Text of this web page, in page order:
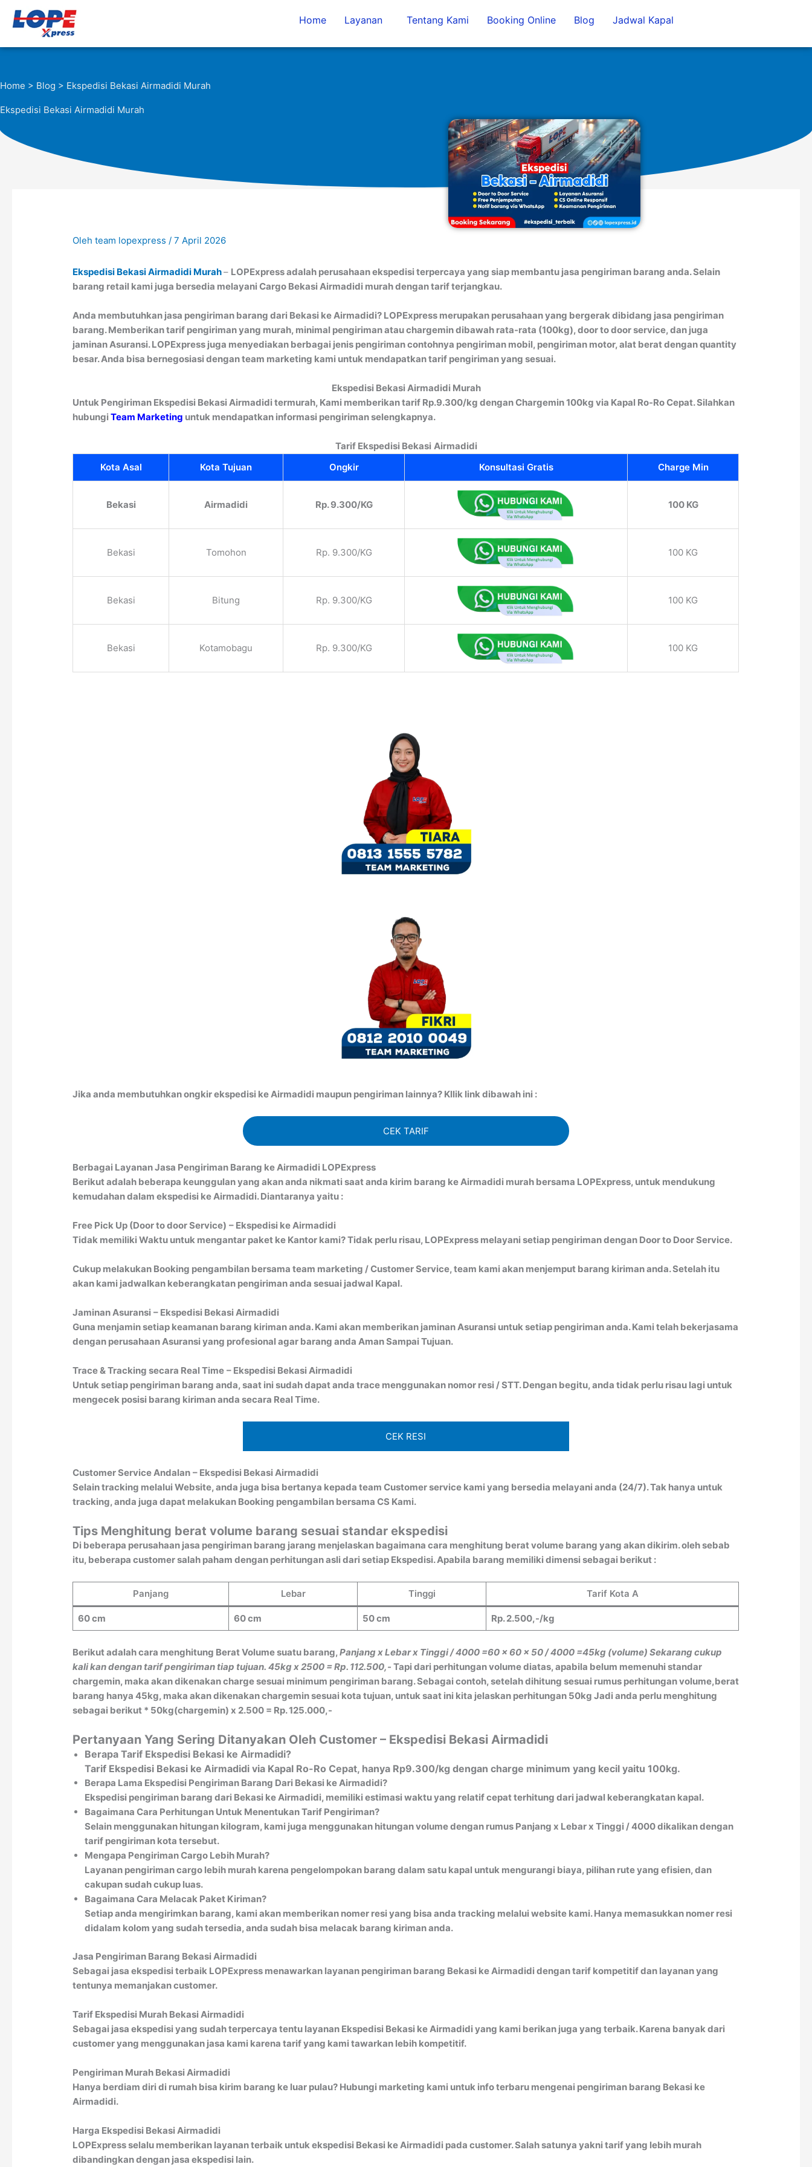
Home Layanan Tentang Kami Booking Online Blog Jadwal Kapal
Home > Blog > Ekspedisi Bekasi Airmadidi Murah
Ekspedisi Bekasi Airmadidi Murah
Olehteam lopexpress /7 April 2026
Ekspedisi Bekasi Airmadidi Murah– LOPExpress adalah perusahaan ekspedisi terpercaya yang siap membantu jasa pengiriman barang anda. Selain
barang retail kami juga bersedia melayani Cargo Bekasi Airmadidi murah dengan tarif terjangkau.
Anda membutuhkan jasa pengiriman barang dari Bekasi ke Airmadidi? LOPExpress merupakan perusahaan yang bergerak dibidang jasa pengiriman
barang. Memberikan tarif pengiriman yang murah, minimal pengiriman atau chargemin dibawah rata-rata (100kg), door to door service, dan juga
jaminan Asuransi. LOPExpress juga menyediakan berbagai jenis pengiriman contohnya pengiriman mobil, pengiriman motor, alat berat dengan quantity
besar. Anda bisa bernegosiasi dengan team marketing kami untuk mendapatkan tarif pengiriman yang sesuai.
Ekspedisi Bekasi Airmadidi Murah
Untuk Pengiriman Ekspedisi Bekasi Airmadidi termurah, Kami memberikan tarif Rp.9.300/kg dengan Chargemin 100kg via Kapal Ro-Ro Cepat. Silahkan
hubungiTeam Marketing untuk mendapatkan informasi pengiriman selengkapnya.
Tarif Ekspedisi Bekasi Airmadidi
Kota Asal
Kota Tujuan Ongkir Konsultasi Gratis Charge Min
Bekasi Airmadidi Rp. 9.300/KG 100 KG
Bekasi Tomohon Rp. 9.300/KG 100 KG
Bekasi Bitung Rp. 9.300/KG 100 KG
Bekasi Kotamobagu Rp. 9.300/KG 100 KG
Jika anda membutuhkan ongkir ekspedisi ke Airmadidi maupun pengiriman lainnya? Kllik link dibawah ini :
CEK TARIF
Berbagai Layanan Jasa Pengiriman Barang ke Airmadidi LOPExpress
Berikut adalah beberapa keunggulan yang akan anda nikmati saat anda kirim barang ke Airmadidi murah bersama LOPExpress, untuk mendukung
kemudahan dalam ekspedisi ke Airmadidi. Diantaranya yaitu :
Free Pick Up (Door to door Service) – Ekspedisi ke Airmadidi
Tidak memiliki Waktu untuk mengantar paket ke Kantor kami? Tidak perlu risau, LOPExpress melayani setiap pengiriman dengan Door to Door Service.
Cukup melakukan Booking pengambilan bersama team marketing / Customer Service, team kami akan menjemput barang kiriman anda. Setelah itu
akan kami jadwalkan keberangkatan pengiriman anda sesuai jadwal Kapal.
Jaminan Asuransi – Ekspedisi Bekasi Airmadidi
Guna menjamin setiap keamanan barang kiriman anda. Kami akan memberikan jaminan Asuransi untuk setiap pengiriman anda. Kami telah bekerjasama
dengan perusahaan Asuransi yang profesional agar barang anda Aman Sampai Tujuan.
Trace & Tracking secara Real Time – Ekspedisi Bekasi Airmadidi
Untuk setiap pengiriman barang anda, saat ini sudah dapat anda trace menggunakan nomor resi / STT. Dengan begitu, anda tidak perlu risau lagi untuk
mengecek posisi barang kiriman anda secara Real Time.
CEK RESI
Customer Service Andalan – Ekspedisi Bekasi Airmadidi
Selain tracking melalui Website, anda juga bisa bertanya kepada team Customer service kami yang bersedia melayani anda (24/7). Tak hanya untuk
tracking, anda juga dapat melakukan Booking pengambilan bersama CS Kami.
Tips Menghitung berat volume barang sesuai standar ekspedisi
Di beberapa perusahaan jasa pengiriman barang jarang menjelaskan bagaimana cara menghitung berat volume barang yang akan dikirim. oleh sebab
itu, beberapa customer salah paham dengan perhitungan asli dari setiap Ekspedisi. Apabila barang memiliki dimensi sebagai berikut :
Panjang Lebar Tinggi Tarif Kota A
60 cm 60 cm 50 cm Rp. 2.500,-/kg
Berikut adalah cara menghitung Berat Volume suatu barang,Panjang x Lebar x Tinggi / 4000 =60 x 60 x 50 / 4000 =45kg (volume) Sekarang cukup
kali kan dengan tarif pengiriman tiap tujuan. 45kg x 2500 = Rp. 112.500,- Tapi dari perhitungan volume diatas, apabila belum memenuhi standar
chargemin, maka akan dikenakan charge sesuai minimum pengiriman barang. Sebagai contoh, setelah dihitung sesuai rumus perhitungan volume,berat
barang hanya 45kg, maka akan dikenakan chargemin sesuai kota tujuan, untuk saat ini kita jelaskan perhitungan 50kg Jadi anda perlu menghitung
sebagai berikut * 50kg(chargemin) x 2.500 = Rp. 125.000,-
Pertanyaan Yang Sering Ditanyakan Oleh Customer – Ekspedisi Bekasi Airmadidi
Berapa Tarif Ekspedisi Bekasi ke Airmadidi?
Tarif Ekspedisi Bekasi ke Airmadidi via Kapal Ro-Ro Cepat, hanya Rp9.300/kg dengan charge minimum yang kecil yaitu 100kg.
Berapa Lama Ekspedisi Pengiriman Barang Dari Bekasi ke Airmadidi?
Ekspedisi pengiriman barang dari Bekasi ke Airmadidi, memiliki estimasi waktu yang relatif cepat terhitung dari jadwal keberangkatan kapal.
Bagaimana Cara Perhitungan Untuk Menentukan Tarif Pengiriman?
Selain menggunakan hitungan kilogram, kami juga menggunakan hitungan volume dengan rumus Panjang x Lebar x Tinggi / 4000 dikalikan dengan
tarif pengiriman kota tersebut.
Mengapa Pengiriman Cargo Lebih Murah?
Layanan pengiriman cargo lebih murah karena pengelompokan barang dalam satu kapal untuk mengurangi biaya, pilihan rute yang efisien, dan
cakupan sudah cukup luas.
Bagaimana Cara Melacak Paket Kiriman?
Setiap anda mengirimkan barang, kami akan memberikan nomer resi yang bisa anda tracking melalui website kami. Hanya memasukkan nomer resi
didalam kolom yang sudah tersedia, anda sudah bisa melacak barang kiriman anda.
Jasa Pengiriman Barang Bekasi Airmadidi
Sebagai jasa ekspedisi terbaik LOPExpress menawarkan layanan pengiriman barang Bekasi ke Airmadidi dengan tarif kompetitif dan layanan yang
tentunya memanjakan customer.
Tarif Ekspedisi Murah Bekasi Airmadidi
Sebagai jasa ekspedisi yang sudah terpercaya tentu layanan Ekspedisi Bekasi ke Airmadidi yang kami berikan juga yang terbaik. Karena banyak dari
customer yang menggunakan jasa kami karena tarif yang kami tawarkan lebih kompetitif.
Pengiriman Murah Bekasi Airmadidi
Hanya berdiam diri di rumah bisa kirim barang ke luar pulau? Hubungi marketing kami untuk info terbaru mengenai pengiriman barang Bekasi ke
Airmadidi.
Harga Ekspedisi Bekasi Airmadidi
LOPExpress selalu memberikan layanan terbaik untuk ekspedisi Bekasi ke Airmadidi pada customer. Salah satunya yakni tarif yang lebih murah
dibandingkan dengan jasa ekspedisi lain.